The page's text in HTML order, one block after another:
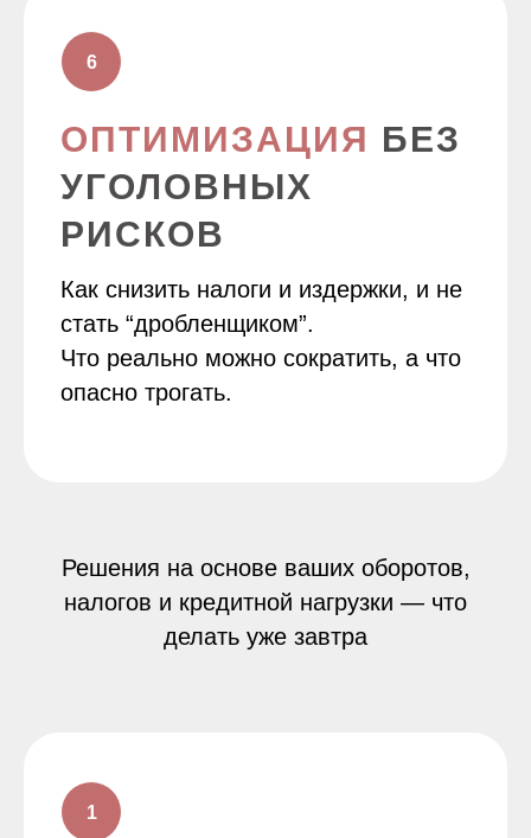
ОПТИМИЗАЦИЯ БЕЗ
УГОЛОВНЫХ
РИСКОВ
Как снизить налоги и издержки, и не
стать “дробленщиком”.
Что реально можно сократить, а что
опасно трогать.
Решения на основе ваших оборотов,
налогов и кредитной нагрузки — что
делать уже завтра